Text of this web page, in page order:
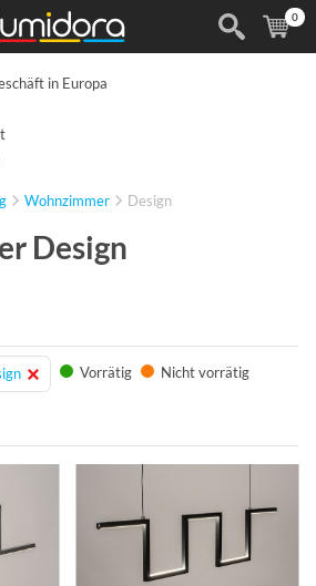
(
0
in Europa
Wohnzimmer Design
Design
Vorrätig Nicht vorrätig
Info